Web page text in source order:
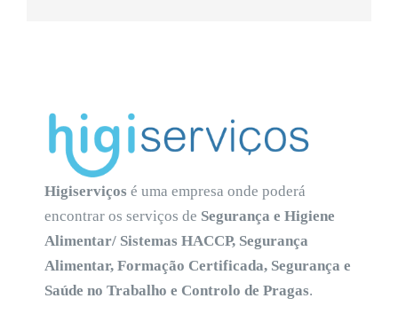
Higiserviços é uma empresa onde poderá
encontrar os serviços de Segurança e Higiene
Alimentar/ Sistemas HACCP, Segurança
Alimentar, Formação Certificada, Segurança e
Saúde no Trabalho e Controlo de Pragas.